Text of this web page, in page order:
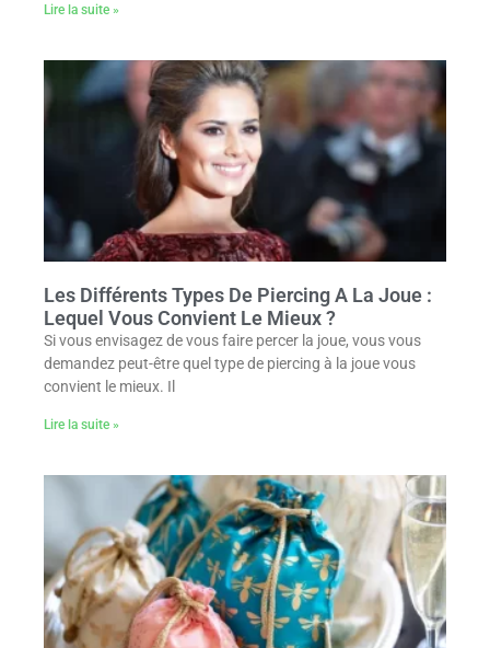
Lire la suite »
Les Différents Types De Piercing A La Joue :
Lequel Vous Convient Le Mieux ?
Si vous envisagez de vous faire percer la joue, vous vous
demandez peut-être quel type de piercing à la joue vous
convient le mieux. Il
Lire la suite »